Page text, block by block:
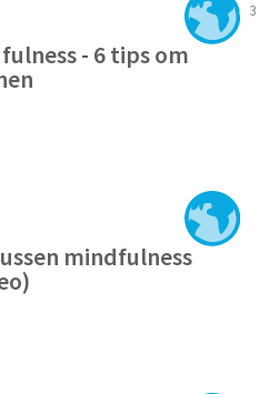
3
- 6 tips om
mindfulness